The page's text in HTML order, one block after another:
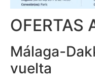
OFERTAS
Málaga-
vuelta